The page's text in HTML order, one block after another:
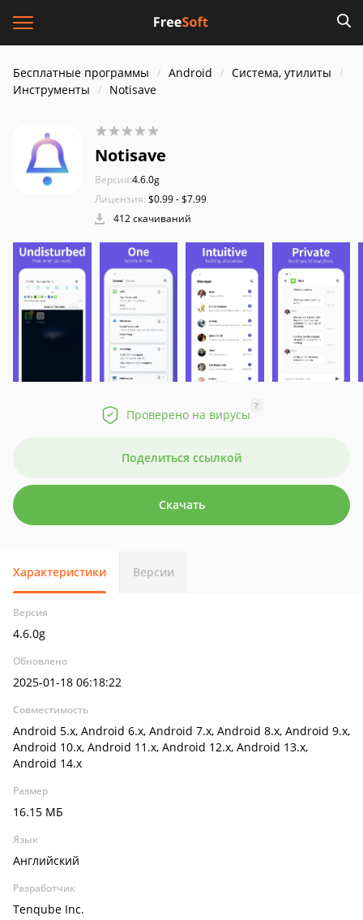
Бесплатные программы Android
Система, утилиты
Инструменты
Notisave
Notisave
Версия:4.6.0g
Лицензия: $0.99 - $7.99
412 скачиваний
Проверено на вирусы
?
Поделиться ссылкой
Скачать
Характеристики Версии
Версия
4.6.0g
Обновлено
2025-01-18 06:18:22
Совместимость
Android 5.x, Android 6.x, Android 7.x, Android 8.x, Android 9.x,
Android 10.x, Android 11.x, Android 12.x, Android 13.x,
Android 14.x
Размер
16.15 МБ
Язык
Английский
Разработчик
Tenqube Inc.